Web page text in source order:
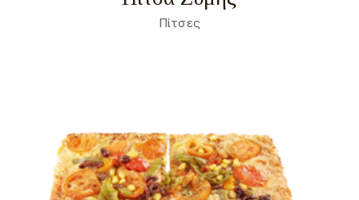
Πίτσες
Ο νόμος αναφέρει ότι μπορούμε να αποθηκεύσουμε
τα cookies στη συσκευή σας, εφόσον είναι
απολύτως αναγκαία για τη λειτουργία αυτής της
ιστοσελίδας. Για όλους τους άλλους τύπους cookies
χρειαζόμαστε την άδειά σας.
Μπορείτε να αλλάξετε ή να καταργήσετε τη
συναίνεσή σας ανά πάσα στιγμή μέσω της Δήλωσης